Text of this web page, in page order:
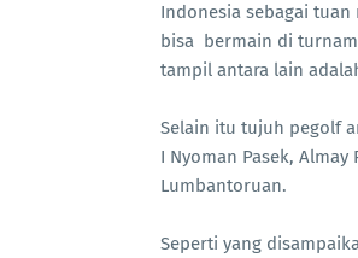
Indonesia sebagai
bisa bermain di
tampil antara lain
Selain itu tujuh pegolf
I Nyoman Pasek,
Lumbantoruan.
Seperti yang